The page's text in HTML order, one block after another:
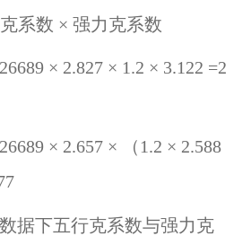
系数 × 强力克系数
× 2.827 × 1.2 × 3.122 =2
× 2.657 × （1.2 × 2.588
据下五行克系数与强力克